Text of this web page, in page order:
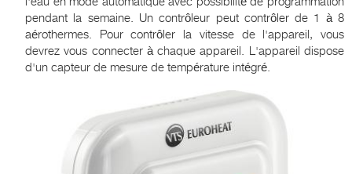
pendant la semaine. Un contrôleur peut contrôler de 1 à 8
aérothermes. Pour contrôler la vitesse de l'appareil, vous
devrez vous connecter à chaque appareil. L'appareil dispose
d'un capteur de mesure de température intégré.